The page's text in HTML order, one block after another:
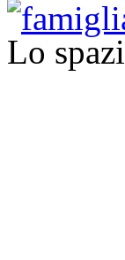
Lo